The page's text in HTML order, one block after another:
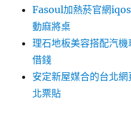
Fasoul加熱菸官網
動麻將桌
理石地板美容搭配汽
借錢
安定新屋媒合的台北
北票貼